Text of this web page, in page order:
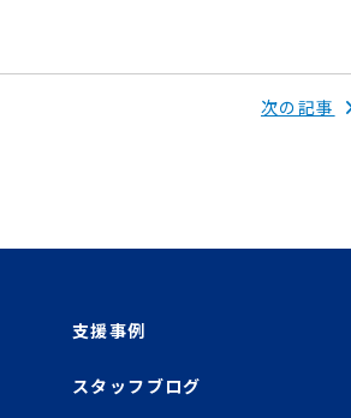
次の記事
支援事例
スタッフブログ